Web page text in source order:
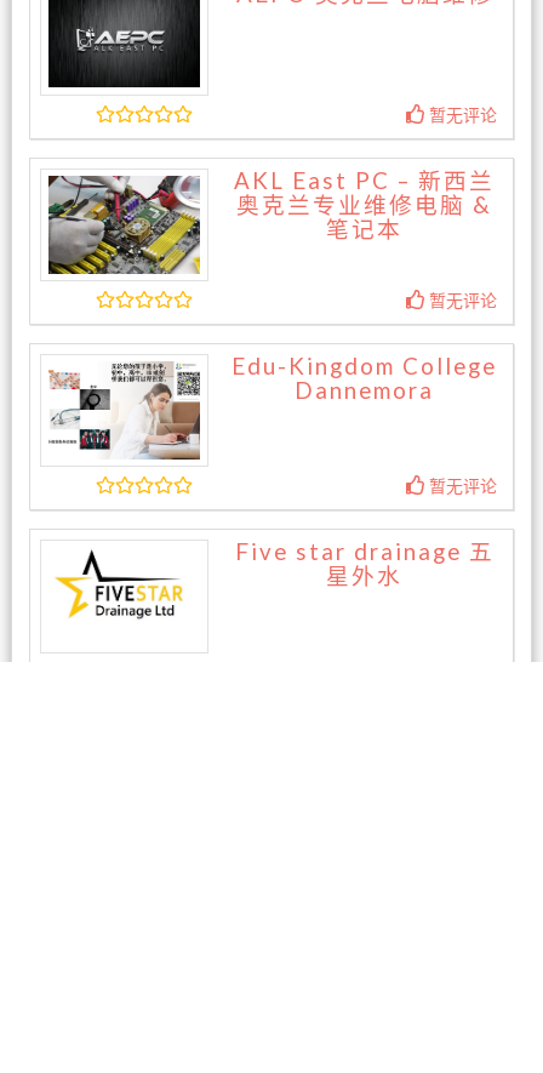
暂无评论
AKL East PC – 新西兰
奥克兰专业维修电脑 &
笔记本
暂无评论
Edu-Kingdom College
Dannemora
暂无评论
Five star drainage 五
星外水